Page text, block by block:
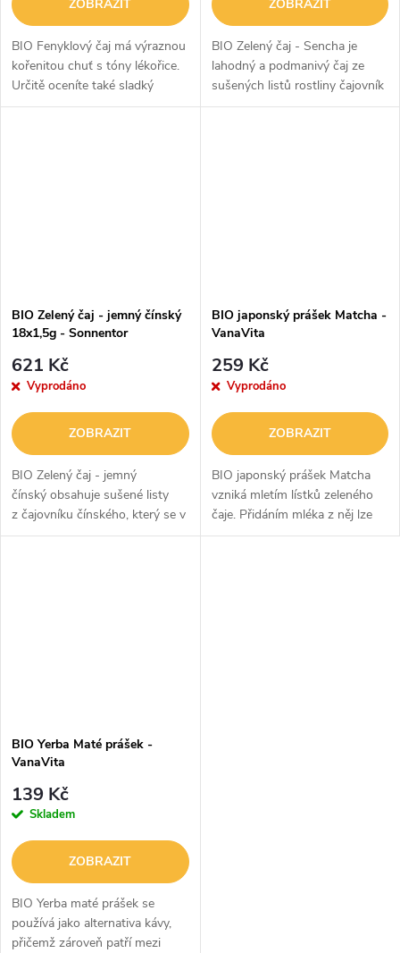
ZOBRAZIT
BIO Fenyklový čaj má výraznou
kořenitou chuť s tóny lékořice.
Určitě oceníte také sladký
nádech, který potěší vaše
ZOBRAZIT
BIO Zelený čaj - Sencha je
lahodný a podmanivý čaj ze
sušených listů rostliny čajovník
čínský (Camellia sinensis).
BIO Zelený čaj - jemný čínský
18x1,5g - Sonnentor
621 Kč
Vyprodáno
ZOBRAZIT
BIO Zelený čaj - jemný
čínský obsahuje sušené listy
z čajovníku čínského, který se v
oblasti Asie pěstuje už tisíce let.
BIO japonský prášek Matcha -
VanaVita
259 Kč
Vyprodáno
ZOBRAZIT
BIO japonský prášek Matcha
vzniká mletím lístků zeleného
čaje. Přidáním mléka z něj lze
připravit chutný a výživný
BIO Yerba Maté prášek -
VanaVita
139 Kč
Skladem
ZOBRAZIT
BIO Yerba maté prášek se
používá jako alternativa kávy,
přičemž zároveň patří mezi